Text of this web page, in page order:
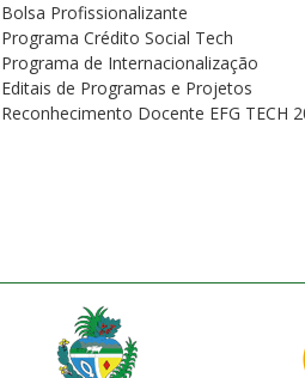
Bolsa Profissionalizante
Programa Crédito Social Tech
Programa de Internacionalização
Editais de Programas e Projetos
Reconhecimento Docente EFG TECH